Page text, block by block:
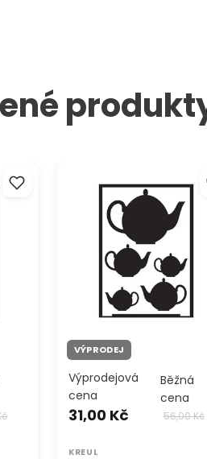
VÝPRODEJ
Výprodejová
cena
31,00 Kč
Běžná
cena
56,00 Kč
KREUL